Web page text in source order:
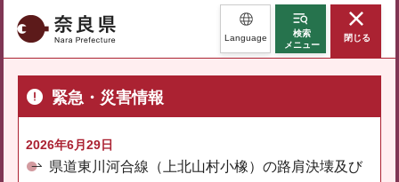
奈良県 Language
検索
メニュー
閉じる
緊急・災害情報
2026年6月29日
県道東川河合線（上北山村小橡）の路肩決壊及び